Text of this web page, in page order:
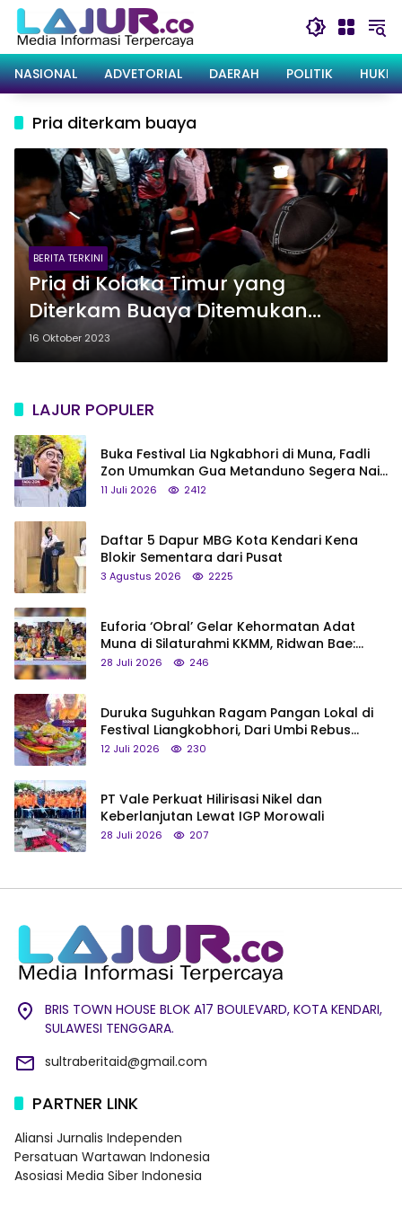
Langsung
konten
NASIONAL
ADVETORIAL DAERAH POLITIK
Pria diterkam buaya
BERITA TERKINI
Pria di Kolaka Timur yang
Diterkam Buaya Ditemukan
Meninggal
16 Oktober 2023
LAJUR POPULER
Buka Festival Lia Ngkabhori di Muna, Fadli
Zon Umumkan Gua Metanduno Segera Naik
Status Jadi Cagar Budaya Nasional
11 Juli 2026 2412
Daftar 5 Dapur MBG Kota Kendari Kena
Blokir Sementara dari Pusat
3 Agustus 2026 2225
Euforia ‘Obral’ Gelar Kehormatan Adat
Muna di Silaturahmi KKMM, Ridwan Bae:
Saya Bukan Tipe Begitu, Belum Pantas!
28 Juli 2026 246
Duruka Suguhkan Ragam Pangan Lokal di
Festival Liangkobhori, Dari Umbi Rebus
hingga Tumpeng Beras Muna
12 Juli 2026 230
PT Vale Perkuat Hilirisasi Nikel dan
Keberlanjutan Lewat IGP Morowali
28 Juli 2026 207
BRIS TOWN HOUSE BLOK A17 BOULEVARD, KOTA KENDARI,
SULAWESI TENGGARA.
sultraberitaid@gmail.com
PARTNER LINK
Aliansi Jurnalis Independen
Persatuan Wartawan Indonesia
Asosiasi Media Siber Indonesia